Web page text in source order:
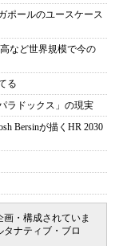
ポールのユースケース
など世界規模で今の
る
ラドックス」の現実
Bersinが描くHR 2030
・構成されていま
ナティブ・ブロ